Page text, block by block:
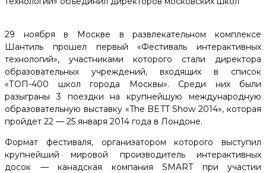
29 ноября в Москве в развлекательном комплексе
Шантиль прошел первый «Фестиваль интерактивных
технологий», участниками которого стали директора
образовательных учреждений, входящих в список
«ТОП-400 школ города Москвы». Среди них были
разыграны 3 поездки на крупнейшую международную
образовательную выставку «The BETT Show 2014», которая
пройдет 22 — 25 января 2014 года в Лондоне.
Формат фестиваля, организатором которого выступил
крупнейший мировой производитель интерактивных
досок — канадская компания SMART при участии